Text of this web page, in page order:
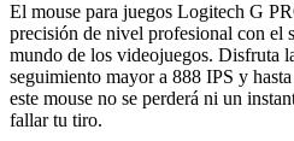
El mouse para juegos Logitech G
precisión de nivel profesional con el
mundo de los videojuegos. Disfruta
seguimiento mayor a 888 IPS y
este mouse no se perderá ni un
fallar tu tiro.